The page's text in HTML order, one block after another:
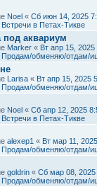
Noel « Сб июн 14, 2025
Встречи в Петах-Тикве
под аквариум
Marker « Вт апр 15, 2025
Продам/обменяю/отдам/
Larisa « Вт апр 15, 2025
Продам/обменяю/отдам/
Noel « Сб апр 12, 2025
Встречи в Петах-Тикве
alexep1 « Вт мар 11,
Продам/обменяю/отдам/
goldrin « Сб мар 08, 2025
Продам/обменяю/отдам/